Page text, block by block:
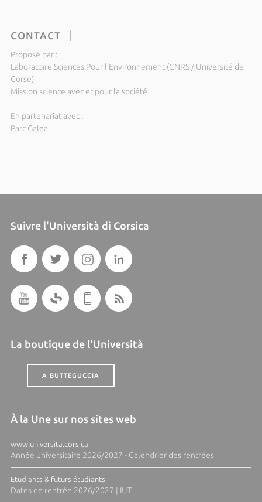
CONTACT
Proposé par :
Laboratoire Sciences Pour l'Environnement (CNRS / Université de
Corse)
Mission science avec et pour la société
En partenariat avec :
Parc Galea
Suivre l'Università di Corsica
La boutique de l'Università
A BUTTEGUCCIA
À la Une sur nos sites web
www.universita.corsica
Année universitaire 2026/2027 - Calendrier des rentrées
Etudiants & futurs étudiants
Dates de rentrée 2026/2027 | IUT